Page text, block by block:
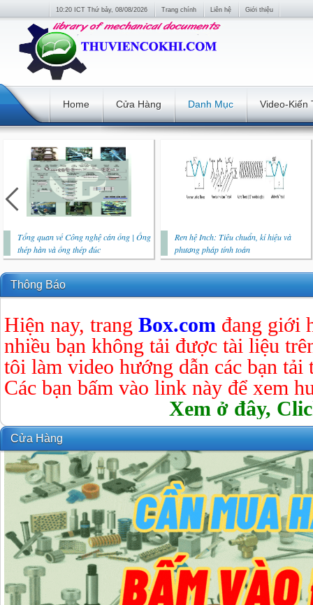
10:20 ICT Thứ bảy, 08/08/2026 Trang chính Liên hệ Giới thiệu
Home Cửa Hàng Danh Mục Video-Kiến
Tổng quan về Công nghệ cán ống | Ống
thép hàn và ống thép đúc
Ren hệ Inch: Tiêu chuẩn, kí hiệu và
phương pháp tính toán
Thông Báo
Hiện nay, trang Box.com đang giới
nhiều bạn không tải được tài liệu
tôi làm video hướng dẫn các bạn tải
Các bạn bấm vào link này để xem
Xem ở đây,
Cửa Hàng